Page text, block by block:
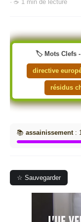
· ☕ 1 min de lecture
🏷️ Mots Clefs -
directive
résidus
📚 assainissement :
☆ Sauvegarder